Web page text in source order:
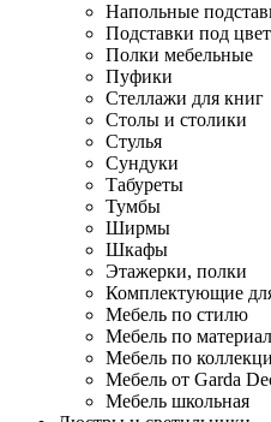
Напольные
Подставки под
Полки мебельные
Пуфики
Стеллажи для книг
Столы и столики
Стулья
Сундуки
Табуреты
Тумбы
Ширмы
Шкафы
Этажерки, полки
Комплектующие
Мебель по стилю
Мебель по
Мебель по
Мебель от Garda
Мебель школьная